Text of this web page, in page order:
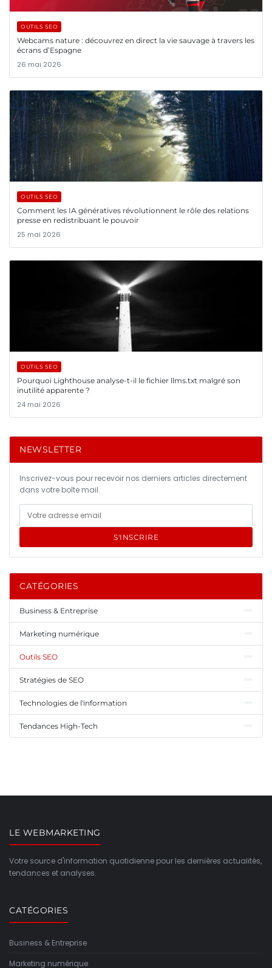
OUTILS SEO
Webcams nature : découvrez en direct la vie sauvage à travers les
écrans d’Espagne
26 mai 2026
OUTILS SEO
Comment les IA génératives révolutionnent le rôle des relations
presse en redistribuant le pouvoir
25 mai 2026
OUTILS SEO
Pourquoi Lighthouse analyse-t-il le fichier llms.txt malgré son
inutilité apparente ?
24 mai 2026
NEWSLETTER
Inscrivez-vous pour recevoir nos derniers articles directement
dans votre boîte mail.
S'INSCRIRE
CATÉGORIES
Business & Entreprise
Marketing numérique
Outils SEO
Stratégies de SEO
Technologies de l'information
Tendances High-Tech
LE WEBMARKETING
Votre source d'information quotidienne pour les dernières actualités,
tendances et analyses.
CATÉGORIES
Business & Entreprise
Marketing numérique